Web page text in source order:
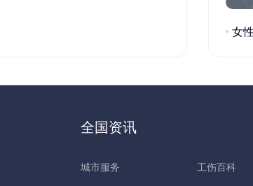
女性
全国资讯
城市服务 工伤百科